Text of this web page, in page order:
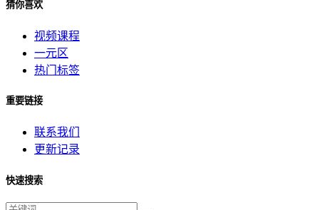
猜你喜欢
视频课程
一元区
热门标签
重要链接
联系我们
更新记录
快速搜索